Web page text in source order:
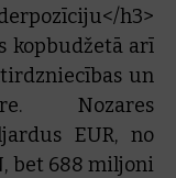
h3>
kopbudžetā arī
un
Nozares
EUR, no
bet 688 miljoni